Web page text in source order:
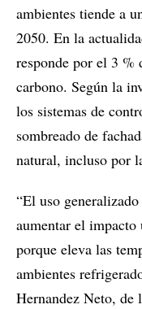
ambientes tiende a
2050. En la
responde por el 3 %
carbono. Según la
los sistemas de
sombreado de
natural, incluso por
“El uso
aumentar el
porque eleva las
ambientes
Hernandez Neto, de